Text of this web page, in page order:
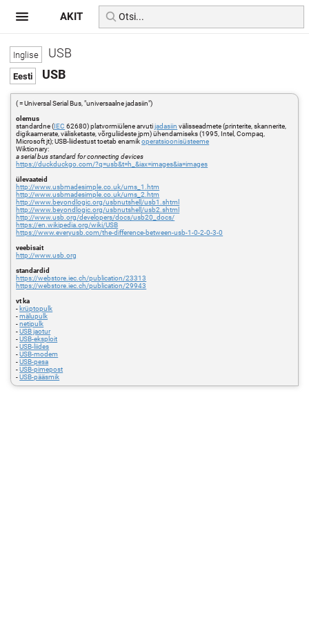
USB
USB
( = Universal Serial Bus, "universaalne jadasiin")
olemus
standardne (IEC 62680) platvormiülene arvutijadasiin välisseadmete (printerite, skannerite,
digikaamerate, välisketaste, võrguliideste jpm) ühendamiseks (1995, Intel, Compaq,
Microsoft jt); USB-liidestust toetab enamikoperatsioonisüsteeme
Wiktionary:
a serial bus standard for connecting devices
https://duckduckgo.com/?q=usb&t=h_&iax=images&ia=images
ülevaateid
http://www.usbmadesimple.co.uk/ums_1.htm
http://www.usbmadesimple.co.uk/ums_2.htm
http://www.beyondlogic.org/usbnutshell/usb1.shtml
http://www.beyondlogic.org/usbnutshell/usb2.shtml
http://www.usb.org/developers/docs/usb20_docs/
https://en.wikipedia.org/wiki/USB
https://www.everyusb.com/the-difference-between-usb-1-0-2-0-3-0
veebisait
http://www.usb.org
standardid
https://webstore.iec.ch/publication/23313
https://webstore.iec.ch/publication/29943
vt ka
- krüptopulk
-mälupulk
-netipulk
-USB jaotur
-USB-eksploit
-USB-liides
-USB-modem
-USB-pesa
-USB-pimepost
-USB-pääsmik
AKIT